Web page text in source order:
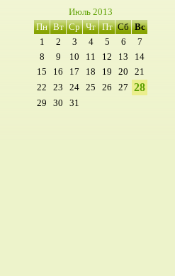
Июль 2013
Пн Вт Ср Чт Пт Сб Вс
1
2 3 4 5 6
7
8
9 10 11 12 13
14
15
16 17 18 19 20
21
22
23 24 25 26 27 28
29 30 31